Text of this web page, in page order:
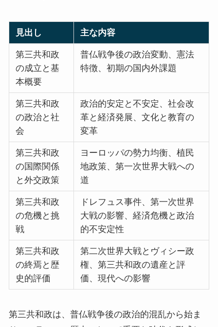
見出し 主な内容
第三共和政
の成立と基
本概要
普仏戦争後の政治変動、憲法
特徴、初期の国内外課題
第三共和政
の政治と社
会
政治的安定と不安定、社会改
革と経済発展、文化と教育の
変革
第三共和政
の国際関係
と外交政策
ヨーロッパの勢力均衡、植民
地政策、第一次世界大戦への
道
第三共和政
の危機と挑
戦
ドレフュス事件、第一次世界
大戦の影響、経済危機と政治
的不安定性
第三共和政
の終焉と歴
史的評価
第二次世界大戦とヴィシー政
権、第三共和政の遺産と評
価、現代への影響
第三共和政は、普仏戦争後の政治的混乱から始ま